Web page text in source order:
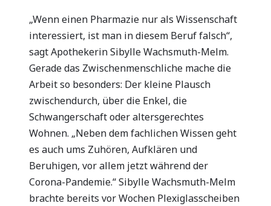
„Wenn einen Pharmazie nur als Wissenschaft
interessiert, ist man in diesem Beruf falsch“,
sagt Apothekerin Sibylle Wachsmuth-Melm.
Gerade das Zwischenmenschliche mache die
Arbeit so besonders: Der kleine Plausch
zwischendurch, über die Enkel, die
Schwangerschaft oder altersgerechtes
Wohnen. „Neben dem fachlichen Wissen geht
es auch ums Zuhören, Aufklären und
Beruhigen, vor allem jetzt während der
Corona-Pandemie.“ Sibylle Wachsmuth-Melm
brachte bereits vor Wochen Plexiglasscheiben